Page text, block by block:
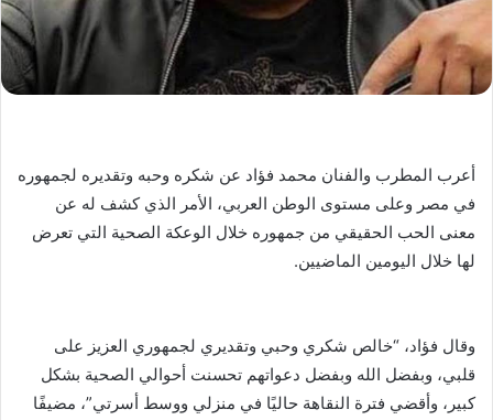
أعرب المطرب والفنان محمد فؤاد عن شكره وحبه وتقديره لجمهوره
في مصر وعلى مستوى الوطن العربي، الأمر الذي كشف له عن
معنى الحب الحقيقي من جمهوره خلال الوعكة الصحية التي تعرض
لها خلال اليومين الماضيين.
وقال فؤاد، “خالص شكري وحبي وتقديري لجمهوري العزيز على
قلبي، وبفضل الله وبفضل دعواتهم تحسنت أحوالي الصحية بشكل
كبير، وأقضي فترة النقاهة حاليًا في منزلي ووسط أسرتي”، مضيفًا